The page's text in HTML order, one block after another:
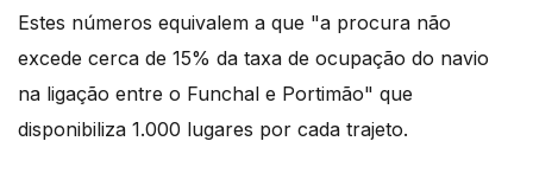
Estes números equivalem a que "a procura não
excede cerca de 15% da taxa de ocupação do navio
na ligação entre o Funchal e Portimão" que
disponibiliza 1.000 lugares por cada trajeto.